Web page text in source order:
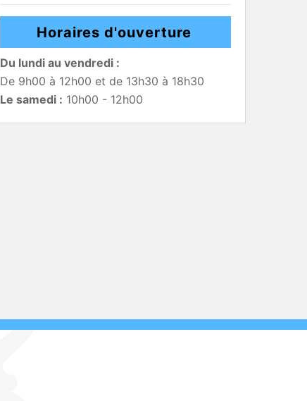
Horaires d'ouverture
Du lundi au vendredi :
De 9h00 à 12h00 et de 13h30 à 18h30
Le samedi : 10h00 - 12h00